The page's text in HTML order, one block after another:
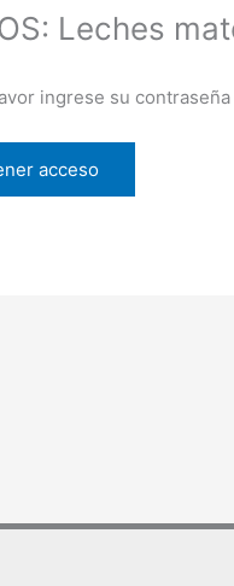
Leches
ingrese su contraseña